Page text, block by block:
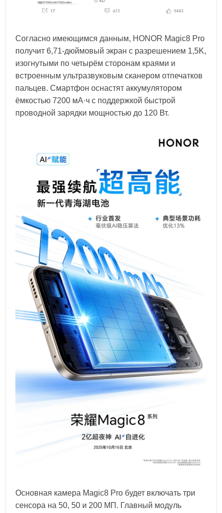
Согласно имеющимся данным, HONOR Magic8 Pro
получит 6,71-дюймовый экран с разрешением 1,5K,
изогнутыми по четырём сторонам краями и
встроенным ультразвуковым сканером отпечатков
пальцев. Смартфон оснастят аккумулятором
ёмкостью 7200 мА·ч с поддержкой быстрой
проводной зарядки мощностью до 120 Вт.
Основная камера Magic8 Pro будет включать три
сенсора на 50, 50 и 200 МП. Главный модуль